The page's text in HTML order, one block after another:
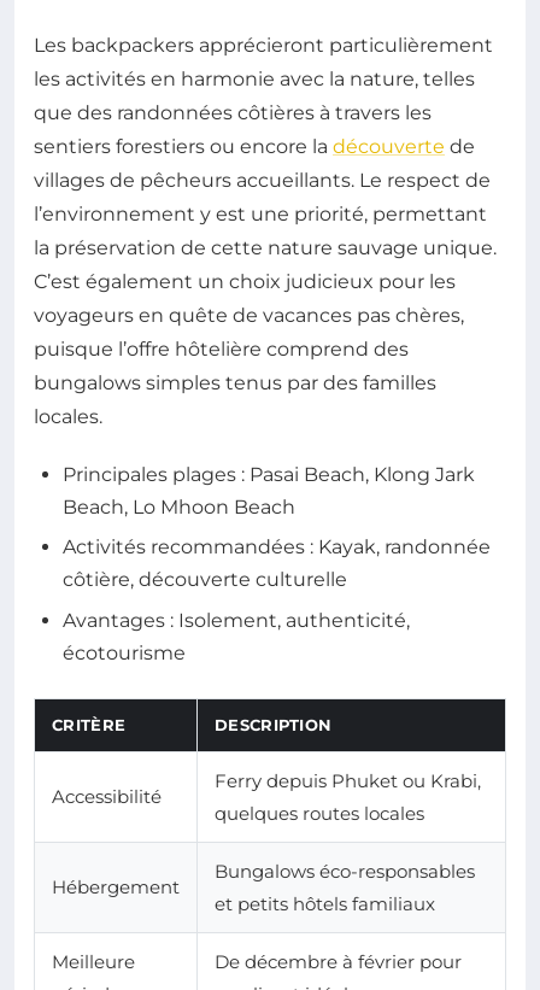
Les backpackers apprécieront particulièrement
les activités en harmonie avec la nature, telles
que des randonnées côtières à travers les
sentiers forestiers ou encore la découverte de
villages de pêcheurs accueillants. Le respect de
l’environnement y est une priorité, permettant
la préservation de cette nature sauvage unique.
C’est également un choix judicieux pour les
voyageurs en quête de vacances pas chères,
puisque l’offre hôtelière comprend des
bungalows simples tenus par des familles
locales.
Principales plages : Pasai Beach, Klong Jark
Beach, Lo Mhoon Beach
Activités recommandées : Kayak, randonnée
côtière, découverte culturelle
Avantages : Isolement, authenticité,
écotourisme
CRITÈRE DESCRIPTION
Accessibilité
Ferry depuis Phuket ou Krabi,
quelques routes locales
Hébergement
Bungalows éco-responsables
et petits hôtels familiaux
Meilleure
De décembre à février pour